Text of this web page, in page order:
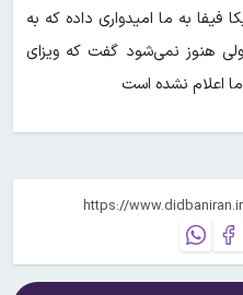
فیفا به ما امیدواری داده که به
هنوز نمی‌شود گفت که ویزای
اعلام نشده است